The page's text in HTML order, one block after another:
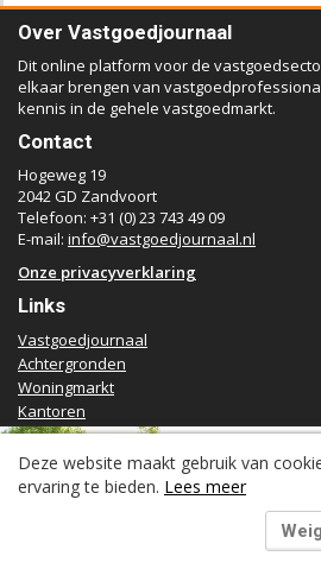
Voormalig
wordt
Over Vastgoedjournaal
Dit online platform voor de
elkaar brengen van
kennis in de gehele vastgoedmarkt.
Contact
Hogeweg 19
2042 GD Zandvoort
Telefoon: +31 (0) 23 743 49 09
E-mail: info@vastgoedjournaal.nl
Onze privacyverklaring
Links
Vastgoedjournaal
Achtergronden
Woningmarkt
Kantoren
Retail
Logistiek
Juridisch | Fiscaal
Deze website maakt gebruik van
ervaring te bieden. Lees meer